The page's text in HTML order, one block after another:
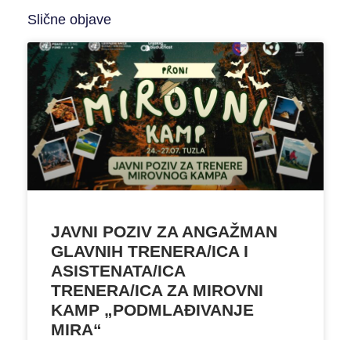
Slične objave
JAVNI POZIV ZA ANGAŽMAN
GLAVNIH TRENERA/ICA I
ASISTENATA/ICA
TRENERA/ICA ZA MIROVNI
KAMP „PODMLAĐIVANJE
MIRA“